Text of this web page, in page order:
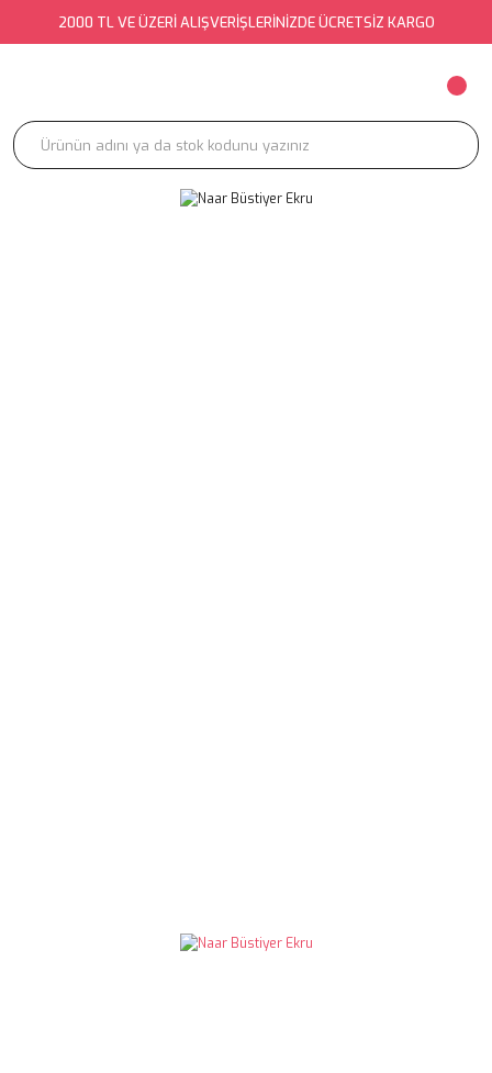
2000 TL VE ÜZERİ ALIŞVERİŞLERİNİZDE ÜCRETSİZ KARGO